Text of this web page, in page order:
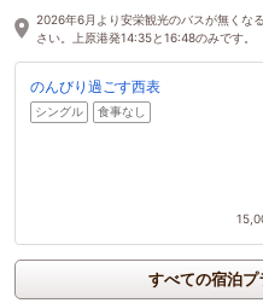
18時間前
2026年6月より安栄観光のバスが無くな
さい。上原港発14:35と16:48のみです。
のんびり過ごす西表
シングル 食事なし
すべての宿泊プ